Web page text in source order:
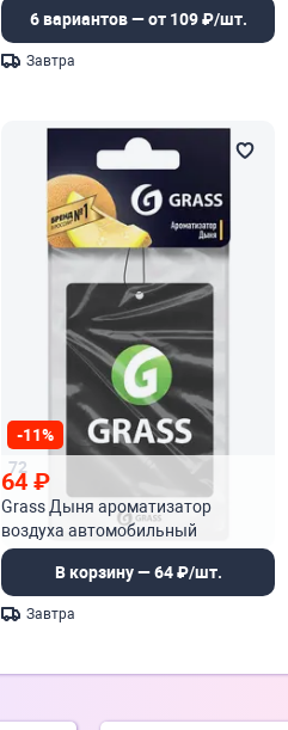
6 вариантов — от 109 ₽/шт.
Завтра
-11%
72
64₽
Grass Дыня ароматизатор
воздуха автомобильный
(картонный)
В корзину — 64 ₽/шт.
Завтра